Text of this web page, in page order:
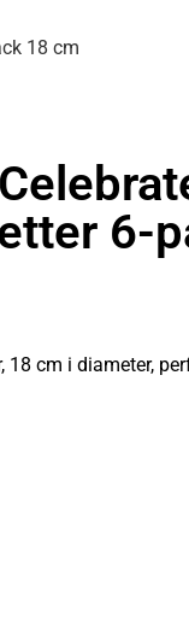
18 cm
6-
18 cm i diameter,